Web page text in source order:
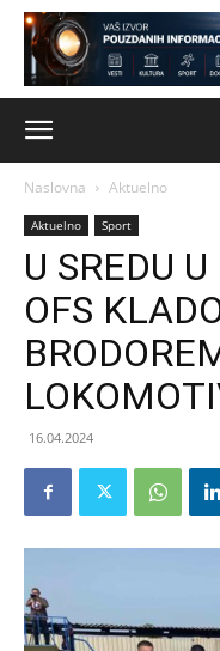
Naslovna Aktuelno
Aktuelno Sport
U SREDU
OFS
16.04.2024